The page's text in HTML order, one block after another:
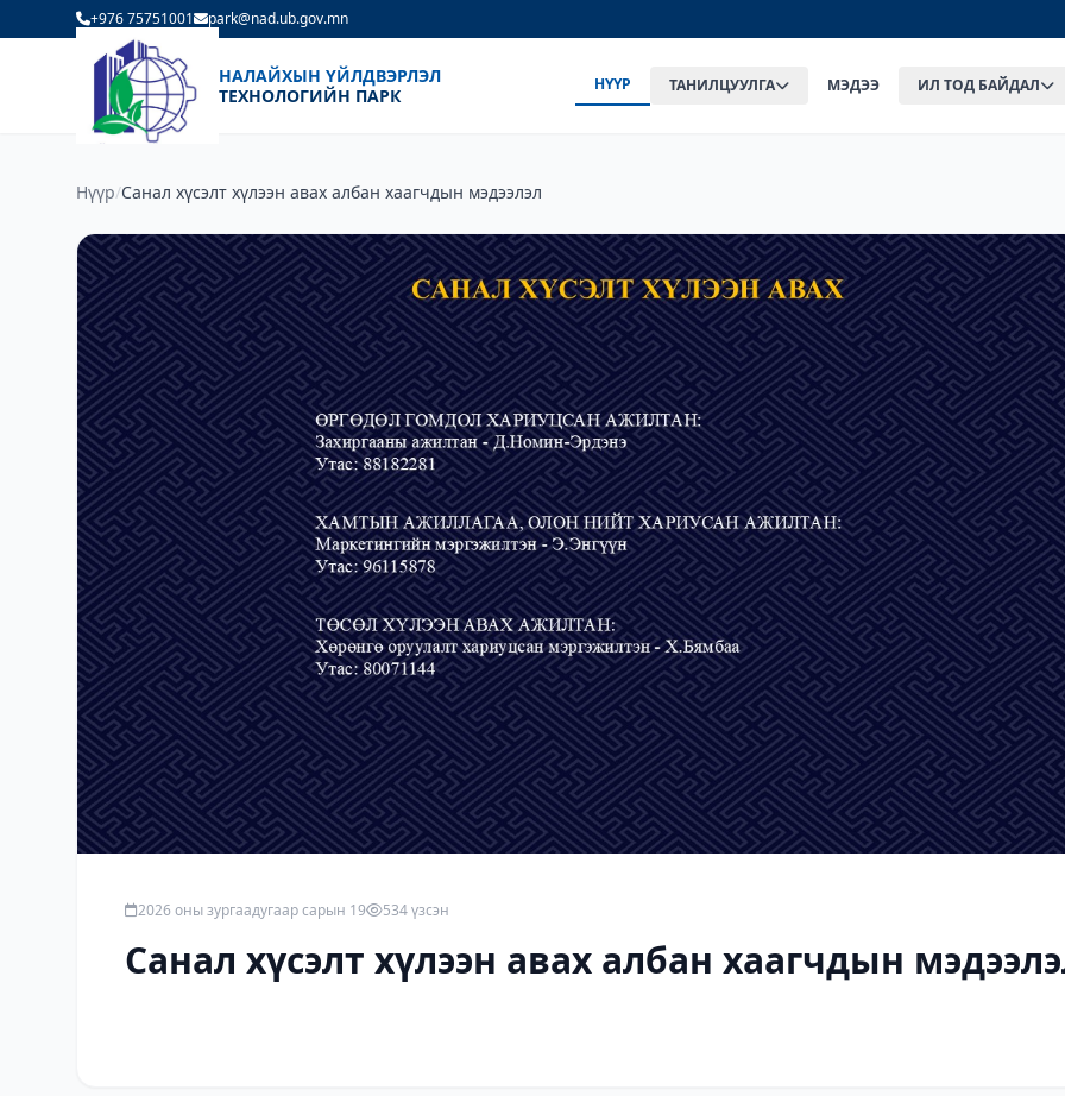
+976 75751001 park@nad.ub.gov.mn
НАЛАЙХЫН ҮЙЛДВЭРЛЭЛ
ТЕХНОЛОГИЙН ПАРК
НҮҮР ТАНИЛЦУУЛГА МЭДЭЭ ИЛ ТОД БАЙДАЛ
Нүүр/Санал хүсэлт хүлээн авах албан хаагчдын мэдээлэл
2026 оны зургаадугаар сарын 19 534 үзсэн
Санал хүсэлт хүлээн авах албан хаагчдын